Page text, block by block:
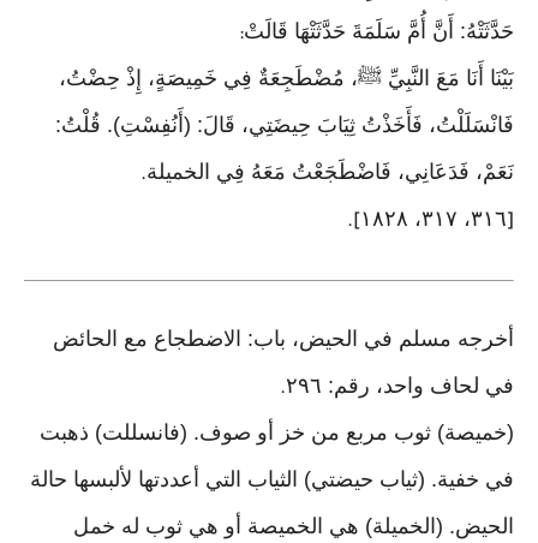
حَدَّثَتْهُ: أَنَّ أُمَّ سَلَمَةَ حَدَّثَتْهَا قَالَتْ:
بَيْنَا أَنَا مَعَ النَّبِيِّ ﷺ، مُضْطَجِعَةٌ فِي خَمِيصَةٍ، إِذْ حِضْتُ،
فَانْسَلَلْتُ، فَأَخَذْتُ ثِيَابَ حِيضَتِي، قَالَ: (أَنُفِسْتِ). قُلْتُ:
نَعَمْ، فَدَعَانِي، فَاضْطَجَعْتُ مَعَهُ فِي الخميلة.
[٣١٦، ٣١٧، ١٨٢٨ ].
أخرجه مسلم في الحيض، باب: الاضطجاع مع الحائض
في لحاف واحد، رقم: ٢٩٦
.
(خميصة) ثوب مربع من خز أو صوف. (فانسللت) ذهبت
في خفية. (ثياب حيضتي) الثياب التي أعددتها لألبسها حالة
الحيض. (الخميلة) هي الخميصة أو هي ثوب له خمل